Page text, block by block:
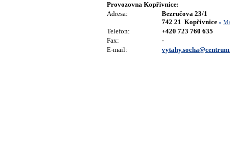
Provozovna Kopřivnice:
Adresa:
Bezručova 23/1
742 21 Kopřivnice »
Telefon:
+420 723 760 635
Fax:
-
E-mail: